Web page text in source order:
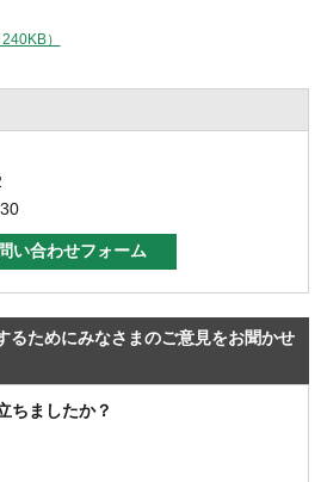
）
るためにみなさまのご意見をお聞かせ
ちましたか？